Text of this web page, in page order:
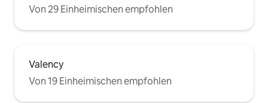
Von 29 Einheimischen empfohlen
Valency
Von 19 Einheimischen empfohlen